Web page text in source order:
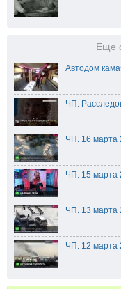
Еще
Автодом
ЧП.
ЧП. 16 марта
ЧП. 15 марта
ЧП. 13 марта
ЧП. 12 марта